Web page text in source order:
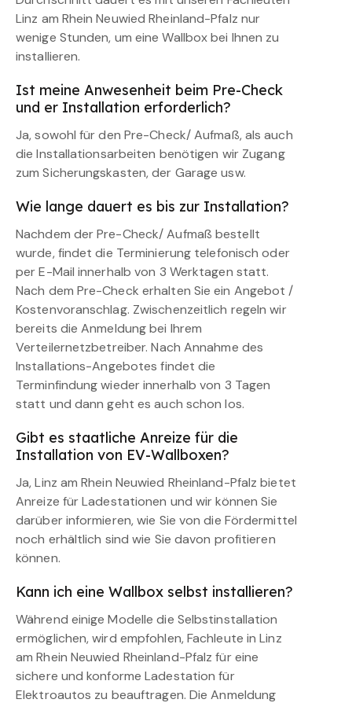
Linz am Rhein Neuwied Rheinland-Pfalz nur
wenige Stunden, um eine Wallbox bei Ihnen zu
installieren.
Ist meine Anwesenheit beim Pre-Check
und er Installation erforderlich?
Ja, sowohl für den Pre-Check/ Aufmaß, als auch
die Installationsarbeiten benötigen wir Zugang
zum Sicherungskasten, der Garage usw.
Wie lange dauert es bis zur Installation?
Nachdem der Pre-Check/ Aufmaß bestellt
wurde, findet die Terminierung telefonisch oder
per E-Mail innerhalb von 3 Werktagen statt.
Nach dem Pre-Check erhalten Sie ein Angebot /
Kostenvoranschlag. Zwischenzeitlich regeln wir
bereits die Anmeldung bei Ihrem
Verteilernetzbetreiber. Nach Annahme des
Installations-Angebotes findet die
Terminfindung wieder innerhalb von 3 Tagen
statt und dann geht es auch schon los.
Gibt es staatliche Anreize für die
Installation von EV-Wallboxen?
Ja, Linz am Rhein Neuwied Rheinland-Pfalz bietet
Anreize für Ladestationen und wir können Sie
darüber informieren, wie Sie von die Fördermittel
noch erhältlich sind wie Sie davon profitieren
können.
Kann ich eine Wallbox selbst installieren?
Während einige Modelle die Selbstinstallation
ermöglichen, wird empfohlen, Fachleute in Linz
am Rhein Neuwied Rheinland-Pfalz für eine
sichere und konforme Ladestation für
Elektroautos zu beauftragen. Die Anmeldung